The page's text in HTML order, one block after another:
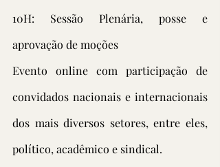
10H: Sessão Plenária, posse e
aprovação de moções
Evento online com participação de
convidados nacionais e internacionais
dos mais diversos setores, entre eles,
político, acadêmico e sindical.